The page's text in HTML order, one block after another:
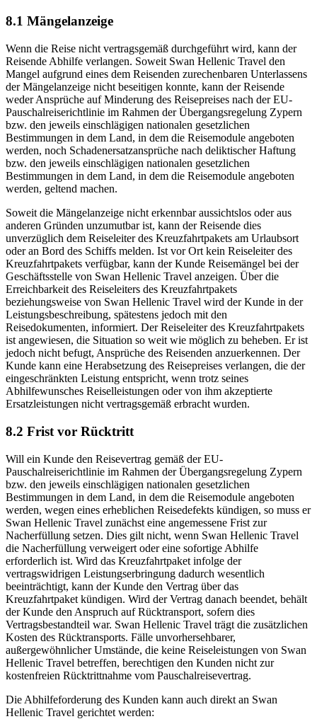
8.1 Mängelanzeige
Wenn die Reise nicht vertragsgemäß durchgeführt wird, kann der
Reisende Abhilfe verlangen. Soweit Swan Hellenic Travel den
Mangel aufgrund eines dem Reisenden zurechenbaren Unterlassens
der Mängelanzeige nicht beseitigen konnte, kann der Reisende
weder Ansprüche auf Minderung des Reisepreises nach der EU-
Pauschalreiserichtlinie im Rahmen der Übergangsregelung Zypern
bzw. den jeweils einschlägigen nationalen gesetzlichen
Bestimmungen in dem Land, in dem die Reisemodule angeboten
werden, noch Schadenersatzansprüche nach deliktischer Haftung
bzw. den jeweils einschlägigen nationalen gesetzlichen
Bestimmungen in dem Land, in dem die Reisemodule angeboten
werden, geltend machen.
Soweit die Mängelanzeige nicht erkennbar aussichtslos oder aus
anderen Gründen unzumutbar ist, kann der Reisende dies
unverzüglich dem Reiseleiter des Kreuzfahrtpakets am Urlaubsort
oder an Bord des Schiffs melden. Ist vor Ort kein Reiseleiter des
Kreuzfahrtpakets verfügbar, kann der Kunde Reisemängel bei der
Geschäftsstelle von Swan Hellenic Travel anzeigen. Über die
Erreichbarkeit des Reiseleiters des Kreuzfahrtpakets
beziehungsweise von Swan Hellenic Travel wird der Kunde in der
Leistungsbeschreibung, spätestens jedoch mit den
Reisedokumenten, informiert. Der Reiseleiter des Kreuzfahrtpakets
ist angewiesen, die Situation so weit wie möglich zu beheben. Er ist
jedoch nicht befugt, Ansprüche des Reisenden anzuerkennen. Der
Kunde kann eine Herabsetzung des Reisepreises verlangen, die der
eingeschränkten Leistung entspricht, wenn trotz seines
Abhilfewunsches Reiselleistungen oder von ihm akzeptierte
Ersatzleistungen nicht vertragsgemäß erbracht wurden.
8.2 Frist vor Rücktritt
Will ein Kunde den Reisevertrag gemäß der EU-
Pauschalreiserichtlinie im Rahmen der Übergangsregelung Zypern
bzw. den jeweils einschlägigen nationalen gesetzlichen
Bestimmungen in dem Land, in dem die Reisemodule angeboten
werden, wegen eines erheblichen Reisedefekts kündigen, so muss er
Swan Hellenic Travel zunächst eine angemessene Frist zur
Nacherfüllung setzen. Dies gilt nicht, wenn Swan Hellenic Travel
die Nacherfüllung verweigert oder eine sofortige Abhilfe
erforderlich ist. Wird das Kreuzfahrtpaket infolge der
vertragswidrigen Leistungserbringung dadurch wesentlich
beeinträchtigt, kann der Kunde den Vertrag über das
Kreuzfahrtpaket kündigen. Wird der Vertrag danach beendet, behält
der Kunde den Anspruch auf Rücktransport, sofern dies
Vertragsbestandteil war. Swan Hellenic Travel trägt die zusätzlichen
Kosten des Rücktransports. Fälle unvorhersehbarer,
außergewöhnlicher Umstände, die keine Reiseleistungen von Swan
Hellenic Travel betreffen, berechtigen den Kunden nicht zur
kostenfreien Rücktrittnahme vom Pauschalreisevertrag.
Die Abhilfeforderung des Kunden kann auch direkt an Swan
Hellenic Travel gerichtet werden: